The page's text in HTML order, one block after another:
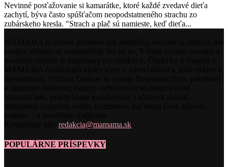
Nevinné posťažovanie si kamarátke, ktoré každé zvedavé dieťa
zachytí, býva často spúšťačom neopodstatneného strachu zo
zubárskeho kresla. "Strach a plač sú namieste, keď dieťa...
redakcia@mamama.sk
POPULÁRNE PRÍSPEVKY